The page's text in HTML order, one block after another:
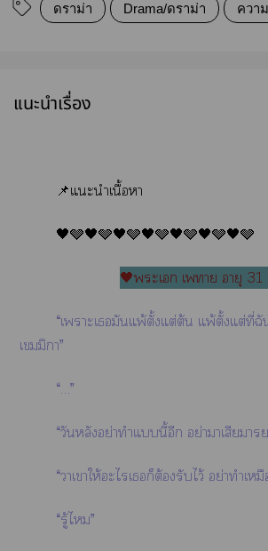
ดราม่า Drama/ดราม่า ควา
แนะนำเรื่อง
📌แะนำเนื้อา
🖤🩶🖤🩶🖤🩶🖤🩶🖤🩶🖤🩶🖤🩶
🖤ะเ เา อายุ
“เาะเมันแพ้ตั้งแต่ต้น แพ้ตั้งแต่ที่ฉั
เมมิา”
“…”
“วันหลังอย่าทำแนี้อีก อย่าาเสียมา
“าเาให้ะไเก็ต้องรับไว้ อย่าทำเห
“รู้ไ”